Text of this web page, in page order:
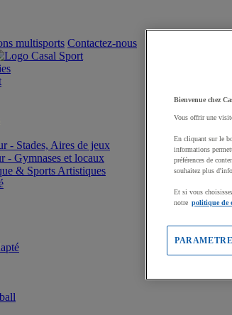
multisports Contactez-nous
- Stades, Aires de jeux
- Gymnases et locaux
& Sports Artistiques
Bienvenue chez
Vous offrir une
En cliquant sur le
informations
préférences de
souhaitez plus
Et si vous
notre politique de